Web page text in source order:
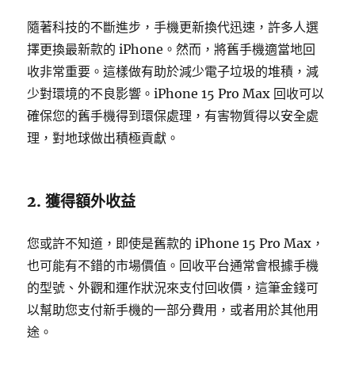
隨著科技的不斷進步，手機更新換代迅速，許多人選
擇更換最新款的 iPhone。然而，將舊手機適當地回
收非常重要。這樣做有助於減少電子垃圾的堆積，減
少對環境的不良影響。iPhone 15 Pro Max 回收可以
確保您的舊手機得到環保處理，有害物質得以安全處
理，對地球做出積極貢獻。
2. 獲得額外收益
您或許不知道，即使是舊款的 iPhone 15 Pro Max，
也可能有不錯的市場價值。回收平台通常會根據手機
的型號、外觀和運作狀況來支付回收價，這筆金錢可
以幫助您支付新手機的一部分費用，或者用於其他用
途。